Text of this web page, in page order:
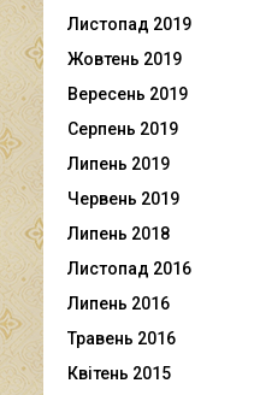
Листопад 2019
Жовтень 2019
Вересень 2019
Серпень 2019
Липень 2019
Червень 2019
Липень 2018
Листопад 2016
Липень 2016
Травень 2016
Квітень 2015